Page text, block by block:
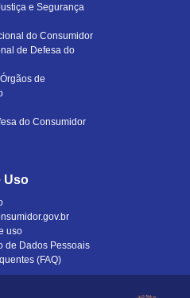
e Segurança
do Consumidor
de Defesa do
de
do Consumidor
Uso
uso
de Dados Pessoais
(FAQ)